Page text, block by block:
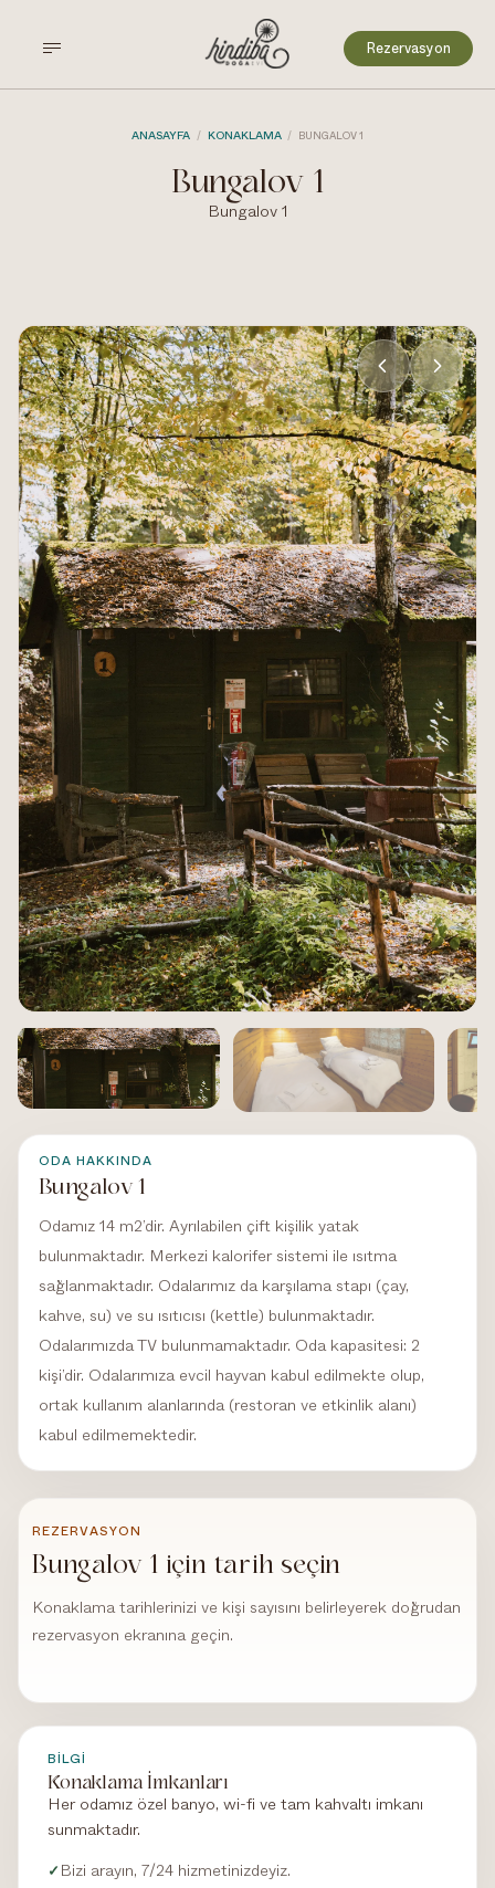
Rezervasyon
ANASAYFA / KONAKLAMA / BUNGALOV 1
Bungalov 1
Bungalov 1
HINDIBA DOĞA EVI
Bungalov 1
Bungalov 1
ODA HAKKINDA
Bungalov 1
Odamız 14 m2’dir. Ayrılabilen çift kişilik yatak
bulunmaktadır. Merkezi kalorifer sistemi ile ısıtma
sağlanmaktadır. Odalarımız da karşılama stapı (çay,
kahve, su) ve su ısıtıcısı (kettle) bulunmaktadır.
Odalarımızda TV bulunmamaktadır. Oda kapasitesi: 2
kişi’dir. Odalarımıza evcil hayvan kabul edilmekte olup,
ortak kullanım alanlarında (restoran ve etkinlik alanı)
kabul edilmemektedir.
REZERVASYON
Bungalov 1 için tarih seçin
Konaklama tarihlerinizi ve kişi sayısını belirleyerek doğrudan
rezervasyon ekranına geçin.
BILGI
Konaklama İmkanları
Her odamız özel banyo, wi-fi ve tam kahvaltı imkanı
sunmaktadır.
✓ Bizi arayın, 7/24 hizmetinizdeyiz.